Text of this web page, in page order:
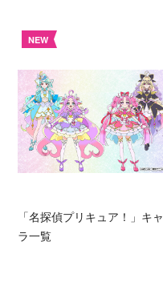
NEW
「名探偵プリキュア！」キャ
ラ一覧